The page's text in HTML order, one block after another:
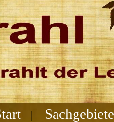
| Sachgebiete